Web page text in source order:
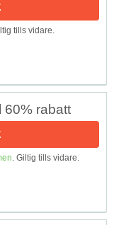
tills vidare.
60% rabatt
. Giltig tills vidare.